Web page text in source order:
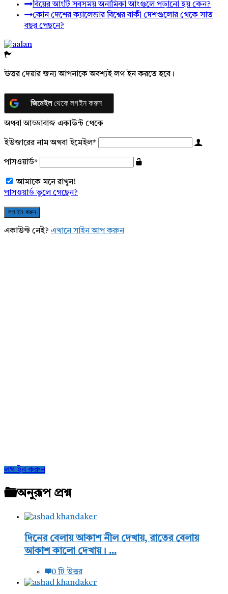
বিয়ের আংটি সবসময় অনামিকা আংগুলে পড়ানো হয় কেন?
কোন দেশের ক্যালেন্ডার বিশ্বের বাকী দেশগুলোর থেকে সাত
বছর পেছনে?
উত্তর দেয়ার জন্য আপনাকে অবশ্যই লগ ইন করতে হবে।
জিমেইলথেকে লগইন করুন
অথবা আড্ডাবাজ একাউন্ট থেকে
ইউজারের নাম অথবা ইমেইল*
পাসওয়ার্ড*
আমাকে মনে রাখুন!
পাসওয়ার্ড ভুলে গেছেন?
একাউন্ট নেই? এখানে সাইন আপ করুন
Sidebar
লগ ইন করুন
অনুরূপ প্রশ্ন
দিনের বেলায় আকাশ নীল দেখায়, রাতের বেলায়
আকাশ কালো দেখায়। ...
0 টি উত্তর